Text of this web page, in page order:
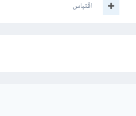
اقتباس